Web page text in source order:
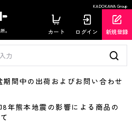
KADOKAWA Group
カート ログイン 新規登録
間中の出荷およびお問い合わせ
熊本地震の影響による商品の